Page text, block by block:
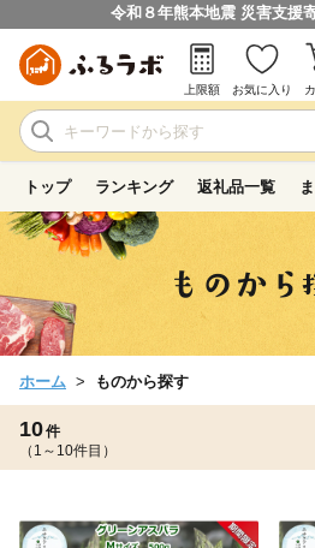
令和８年熊本地震 災害支援
上限額 お気に入り
トップ ランキング 返礼品一覧
ホーム ものから探す
10件
（1～10件目）